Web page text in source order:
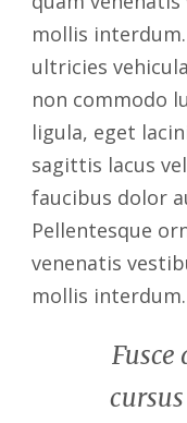
mollis
ultricies
non commodo
ligula, eget
sagittis lacus
faucibus dolor
Pellentesque
venenatis
mollis interdum.
Fusce